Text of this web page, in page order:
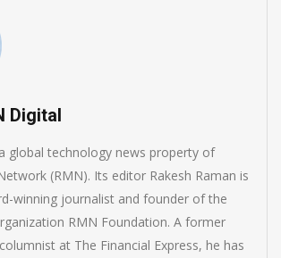
Digital
global technology news property of
(RMN). Its editor Rakesh Raman is
winning journalist and founder of the
RMN Foundation. A former
at The Financial Express, he has